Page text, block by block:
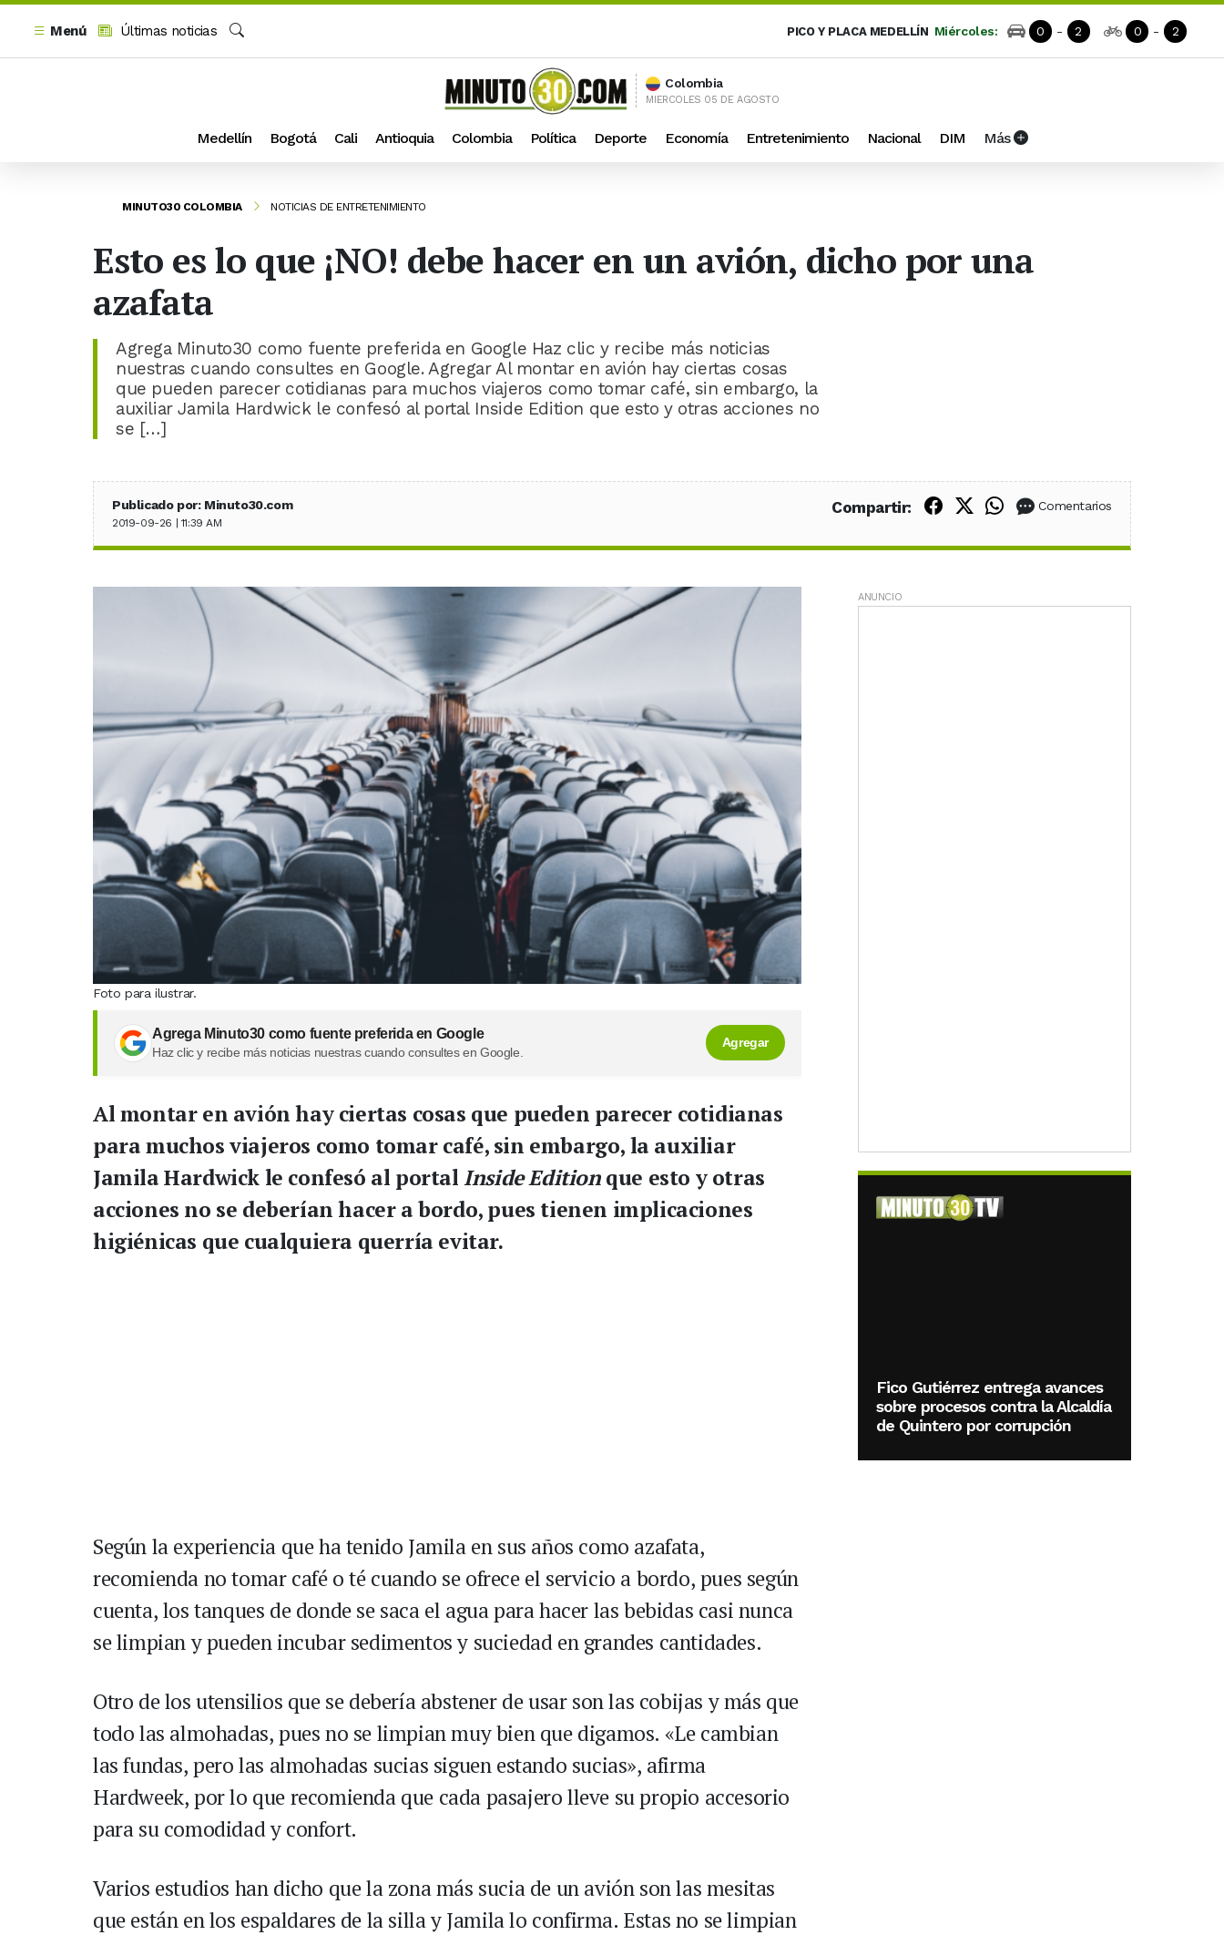
Menú
Últimas noticias
PICO Y PLACA MEDELLÍN Miércoles: 0 - 2 0 - 2
Colombia
MIERCOLES 05 DE AGOSTO
Medellín Bogotá Cali Antioquia Colombia Política Deporte Economía Entretenimiento Nacional DIM Más
MINUTO30 COLOMBIA NOTICIAS DE ENTRETENIMIENTO
Esto es lo que ¡NO! debe hacer en un avión, dicho por una
azafata
Agrega Minuto30 como fuente preferida en Google Haz clic y recibe más noticias
nuestras cuando consultes en Google. Agregar Al montar en avión hay ciertas cosas
que pueden parecer cotidianas para muchos viajeros como tomar café, sin embargo, la
auxiliar Jamila Hardwick le confesó al portal Inside Edition que esto y otras acciones no
se […]
Publicado por: Minuto30.com
2019-09-26 | 11:39 AM
Compartir: Compartir en Facebook
Compartir en X (Twitter)
Compartir en WhatsApp
Comentarios
Foto para ilustrar.
Agrega Minuto30 como fuente preferida en Google
Haz clic y recibe más noticias nuestras cuando consultes en Google.
Agregar
Al montar en avión hay ciertas cosas que pueden parecer cotidianas
para muchos viajeros como tomar café, sin embargo, la auxiliar
Jamila Hardwick le confesó al portalInside Editionque esto y otras
acciones no se deberían hacer a bordo, pues tienen implicaciones
higiénicas que cualquiera querría evitar.
Según la experiencia que ha tenido Jamila en sus años como azafata,
recomienda no tomar café o té cuando se ofrece el servicio a bordo, pues según
cuenta, los tanques de donde se saca el agua para hacer las bebidas casi nunca
se limpian y pueden incubar sedimentos y suciedad en grandes cantidades.
Otro de los utensilios que se debería abstener de usar son las cobijas y más que
todo las almohadas, pues no se limpian muy bien que digamos. «Le cambian
las fundas, pero las almohadas sucias siguen estando sucias», afirma
Hardweek, por lo que recomienda que cada pasajero lleve su propio accesorio
para su comodidad y confort.
Varios estudios han dicho que la zona más sucia de un avión son las mesitas
que están en los espaldares de la silla y Jamila lo confirma. Estas no se limpian
ANUNCIO
Fico Gutiérrez entrega avances
sobre procesos contra la Alcaldía
de Quintero por corrupción